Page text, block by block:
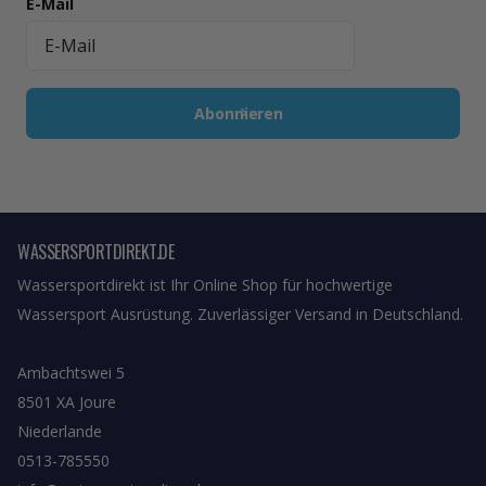
Abonnieren
WASSERSPORTDIREKT.DE
Wassersportdirekt ist Ihr Online Shop für hochwertige
Wassersport Ausrüstung. Zuverlässiger Versand in Deutschland.
Ambachtswei 5
8501 XA Joure
Niederlande
0513-785550